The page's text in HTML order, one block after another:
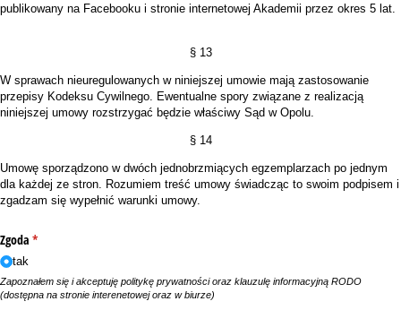
publikowany na Facebooku i stronie internetowej Akademii przez okres 5 lat.
§ 13
W sprawach nieuregulowanych w niniejszej umowie mają zastosowanie
przepisy Kodeksu Cywilnego. Ewentualne spory związane z realizacją
niniejszej umowy rozstrzygać będzie właściwy Sąd w Opolu.
§ 14
Umowę sporządzono w dwóch jednobrzmiących egzemplarzach po jednym
dla każdej ze stron. Rozumiem treść umowy świadcząc to swoim podpisem i
zgadzam się wypełnić warunki umowy.
Zgoda *
(wymagane)
tak
Zapoznałem się i akceptuję politykę prywatności oraz klauzulę informacyjną RODO
(dostępna na stronie interenetowej oraz w biurze)